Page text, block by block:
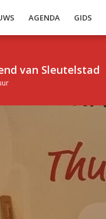
AGENDA GIDS
van Sleutelstad